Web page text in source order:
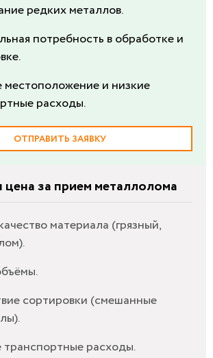
редких металлов.
потребность в обработке и
и низкие
расходы.
ОТПРАВИТЬ ЗАЯВКУ
цена за прием металлолома
материала (грязный,
сортировки (смешанные
транспортные расходы.